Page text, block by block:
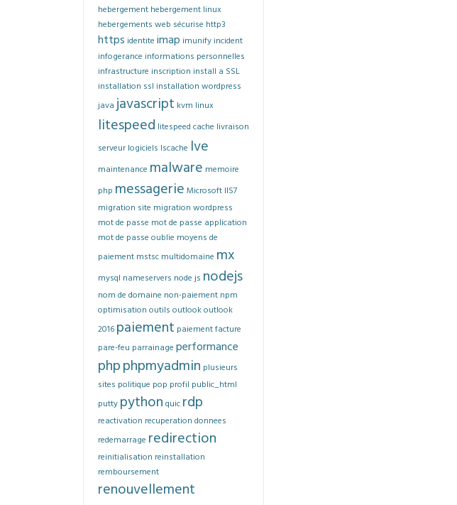
hebergement hebergement linux
hebergements web sécurise http3
https identite imap imunify incident
infogerance informations personnelles
infrastructure inscription install a SSL
installation ssl installation wordpress
java javascript kvm linux
litespeed litespeed cache livraison
serveur logiciels lscache lve
maintenance malware memoire
php messagerie Microsoft IIS7
migration site migration wordpress
mot de passe mot de passe application
mot de passe oublie moyens de
paiement mstsc multidomaine mx
mysql nameservers node js nodejs
nom de domaine non-paiement npm
optimisation outils outlookoutlook
2016 paiement paiement facture
pare-feu parrainage performance
phpphpmyadmin plusieurs
sites politique pop profil public_html
putty python quic rdp
reactivation recuperation donnees
redemarrage redirection
reinitialisation reinstallation
remboursement
renouvellement